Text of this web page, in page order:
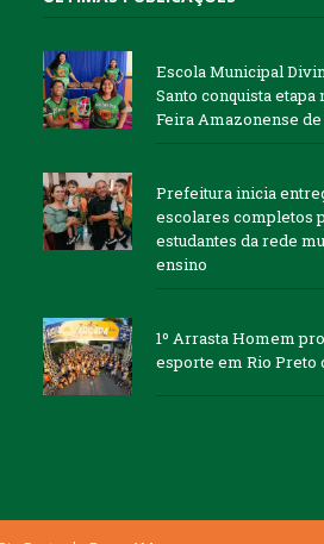
Escola Municipal
Santo conquista
Feira Amazonense
Prefeitura inicia
escolares completos
estudantes da rede
ensino
1º Arrasta Homem
esporte em Rio Preto